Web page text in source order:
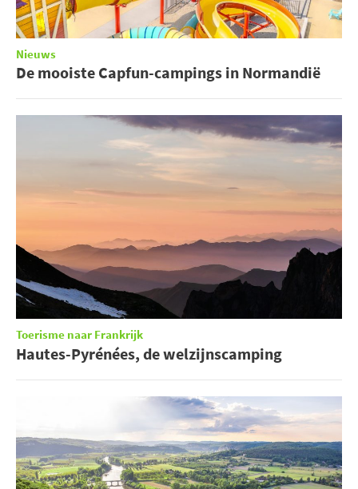
Nieuws
De mooiste Capfun-campings in Normandië
Toerisme naar Frankrijk
Hautes-Pyrénées, de welzijnscamping